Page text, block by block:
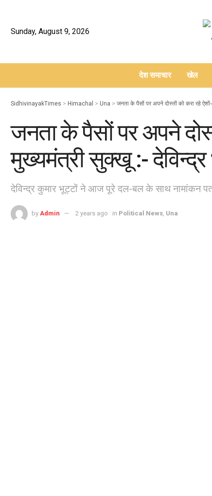
Sunday, August 9, 2026
देश समाचार खेल
SidhivinayakTimes > Himachal > Una > जनता के पैसों पर अपने दोस्तों को करा रहे
जनता के पैसों पर अपने
मुख्यमंत्री सुक्खू :-
देविन्द्र कुमार भूट्टों ने आज पूरे दल-बल के साथ नामांकन
by Admin 2 years ago in Political News, Una